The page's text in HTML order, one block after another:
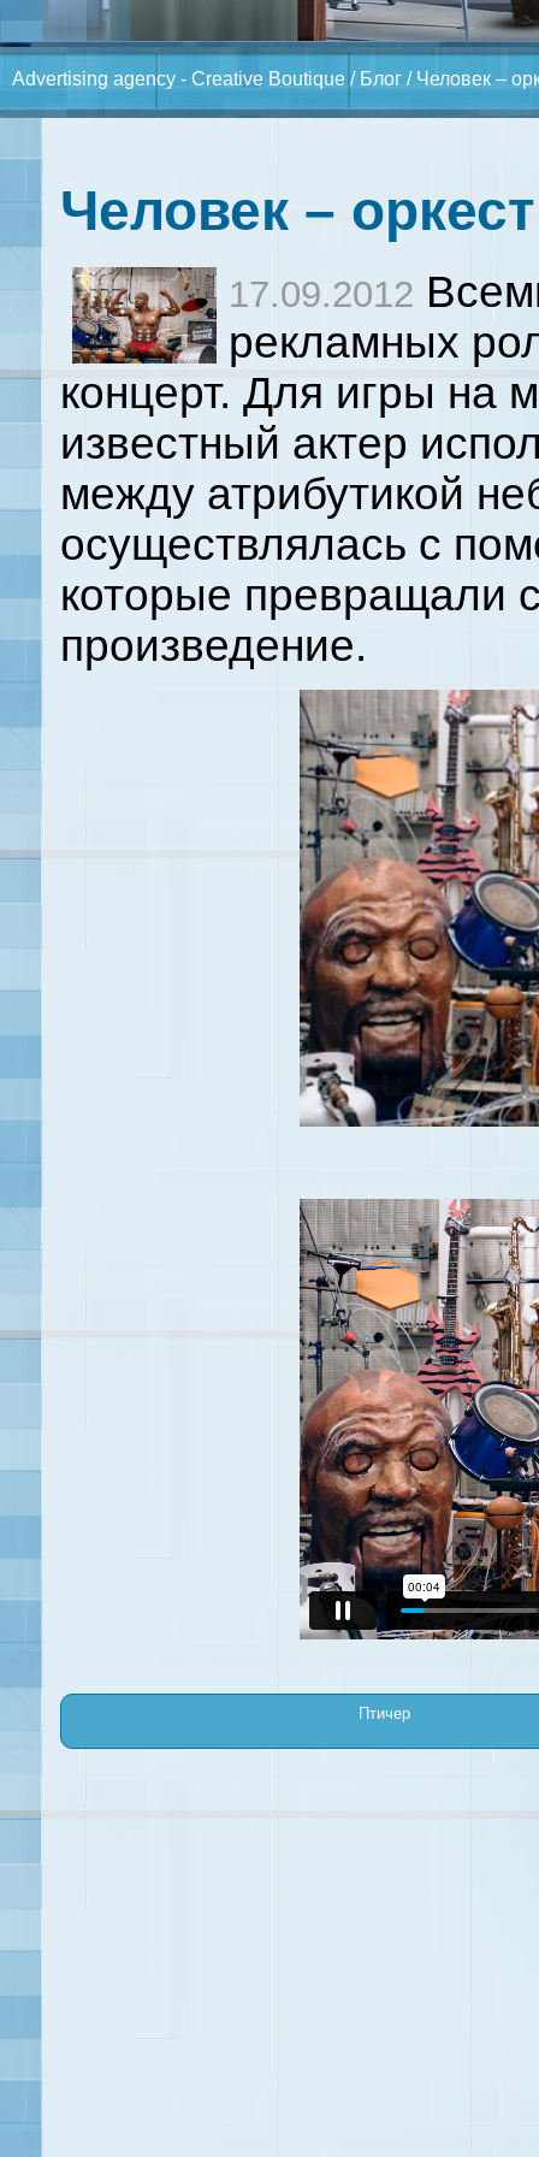
Advertising agency - Creative Boutique / Блог / Человек –
Человек –
17.09.2012
рекламных
концерт. Для игры на
известный актер
между атрибутикой
осуществлялась с
которые превращали
произведение.
Птичер